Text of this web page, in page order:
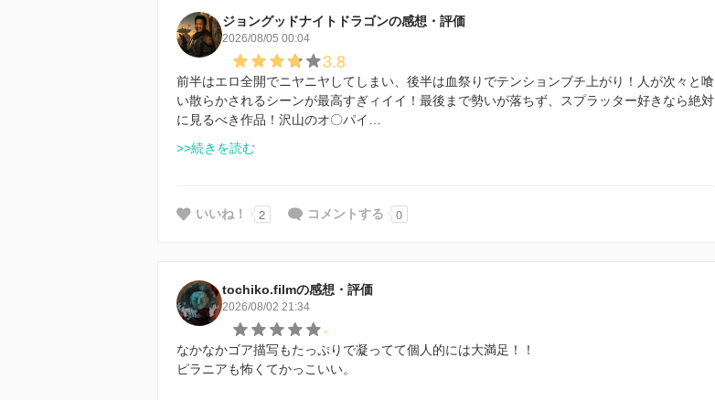
ジョングッドナイトドラゴンの感想・評価
2026/08/05 00:04
3.8
前半はエロ全開でニヤニヤしてしまい、後半は血祭りでテンションブチ上がり！人が次々と喰
い散らかされるシーンが最高すぎィイイ！最後まで勢いが落ちず、スプラッター好きなら絶対
に見るべき作品！沢山のオ〇パイ…
>>続きを読む
いいね！ 2 コメントする 0
tochiko.filmの感想・評価
2026/08/02 21:34
-
なかなかゴア描写もたっぷりで凝ってて個人的には大満足！！
ピラニアも怖くてかっこいい。